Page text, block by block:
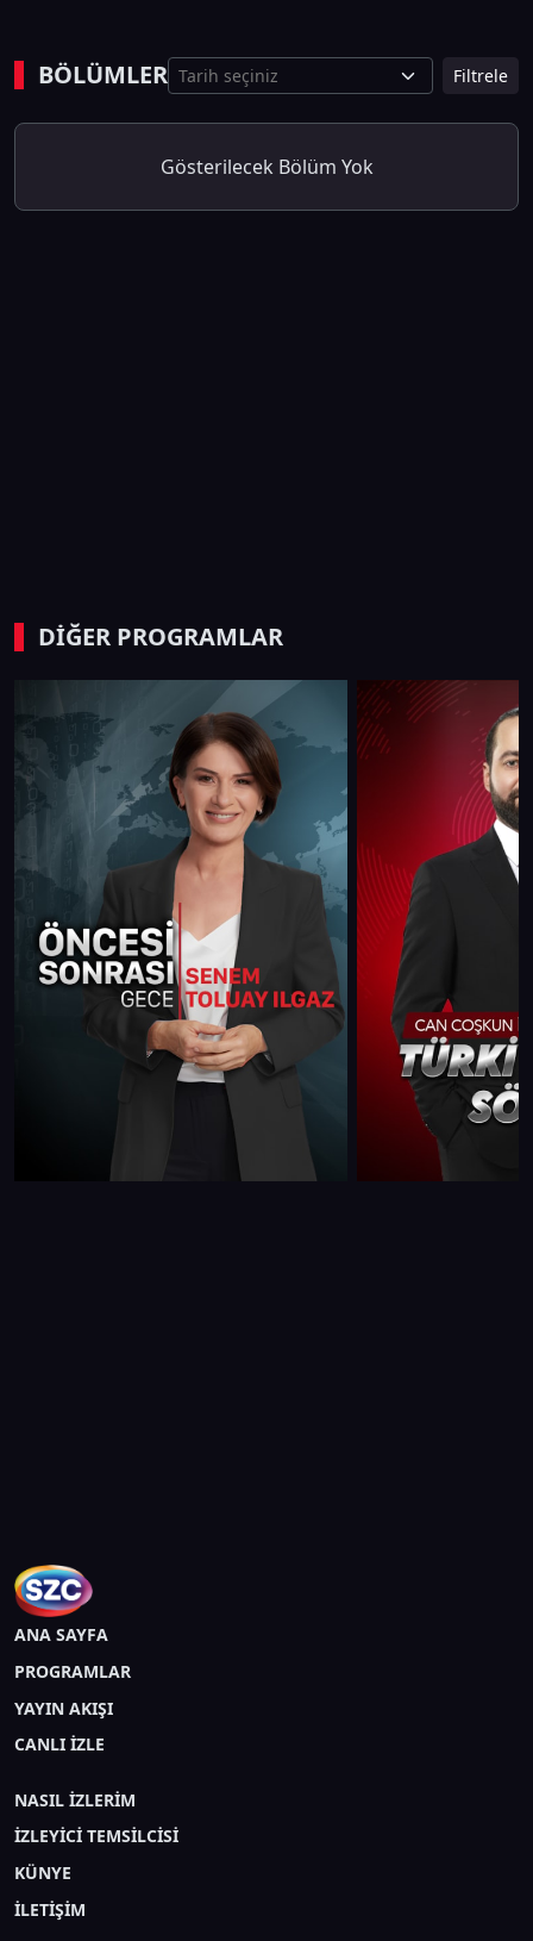
BÖLÜMLER Filtrele
Gösterilecek Bölüm Yok
DİĞER PROGRAMLAR
ANA SAYFA
PROGRAMLAR
YAYIN AKIŞI
CANLI İZLE
NASIL İZLERİM
İZLEYİCİ TEMSİLCİSİ
KÜNYE
İLETİŞİM